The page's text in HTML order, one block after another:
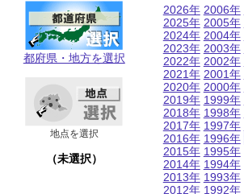
都府県・地方を選択
地点を選択
（未選択）
2026年
2025年
2024年
2023年
2022年
2021年
2020年
2019年
2018年
2017年
2016年
2015年
2014年
2013年
2012年
2006年
2005年
2004年
2003年
2002年
2001年
2000年
1999年
1998年
1997年
1996年
1995年
1994年
1993年
1992年